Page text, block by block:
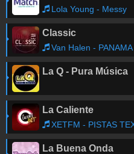
Lola Young - Messy
Classic
Van Halen -
La Q - Pura Música
La Caliente
XETFM - PISTAS
La Buena Onda